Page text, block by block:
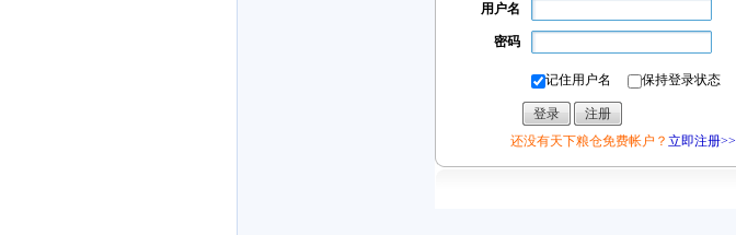
用户名
密码
记住用户名 保持登录状态
还没有天下粮仓免费帐户？ 立即注册>>